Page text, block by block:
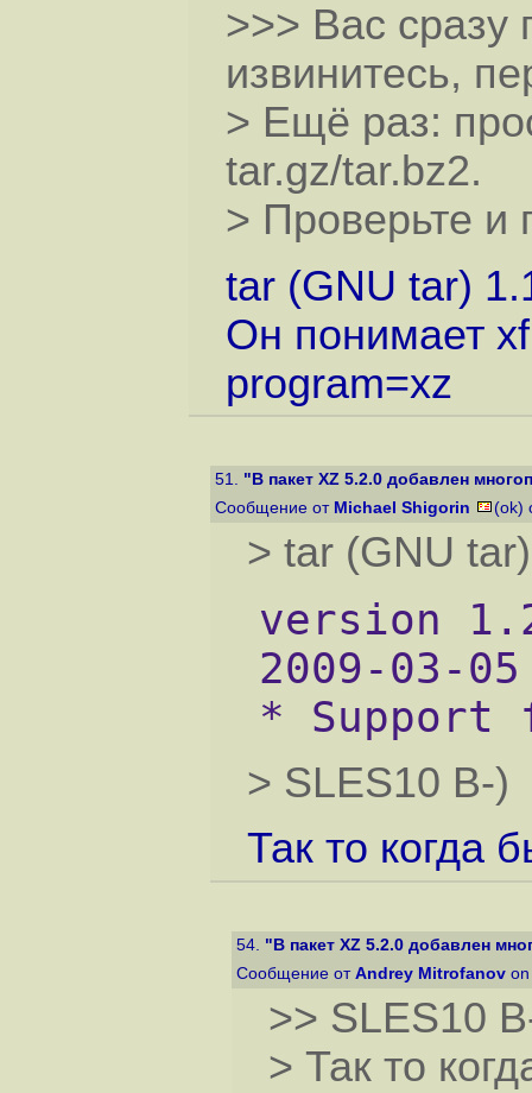
>>> Вас сразу
извинитесь,
> Ещё раз:
tar.gz/tar.bz2.
> Проверьте и
tar (GNU tar)
Он понимает
program=xz
51. "В пакет XZ 5.2.0 добавлен
Сообщение от Michael Shigorin (ok)
> tar (GNU
version
2009-03-05
* Support
> SLES10 B-)
Так то когда
54. "В пакет XZ 5.2.0 добавлен
Сообщение от Andrey Mitrofanov
>> SLES10
> Так то